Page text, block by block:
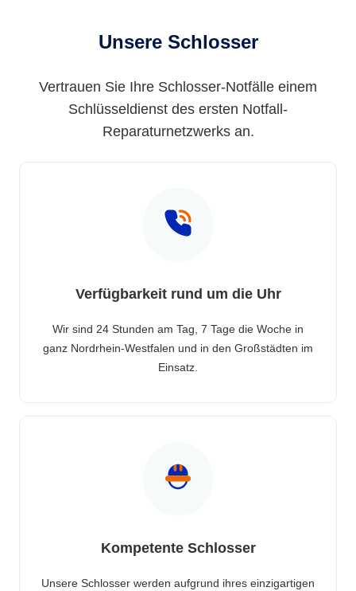
Unsere Schlosser
Vertrauen Sie Ihre Schlosser-Notfälle einem
Schlüsseldienst des ersten Notfall-
Reparaturnetzwerks an.
Verfügbarkeit rund um die Uhr
Wir sind 24 Stunden am Tag, 7 Tage die Woche in
ganz Nordrhein-Westfalen und in den Großstädten im
Einsatz.
Kompetente Schlosser
Unsere Schlosser werden aufgrund ihres einzigartigen